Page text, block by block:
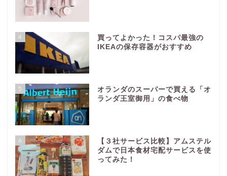
4
買ってよかった！コスパ最強の
IKEAの保存容器がおすすめ
5
オランダのスーパーで買える「オ
ランダ王室御用」の食べ物
6
【３社サービス比較】アムステル
ダムで日本食材宅配サービスを使
ってみた！